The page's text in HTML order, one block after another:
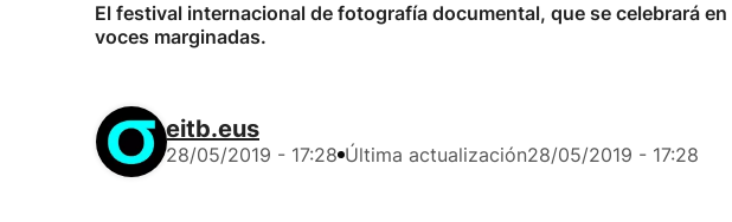
El festival internacional de fotografía documental, que se celebrará
voces marginadas.
eitb.eus
28/05/2019 - 17:28 Última actualización28/05/2019 - 17:28